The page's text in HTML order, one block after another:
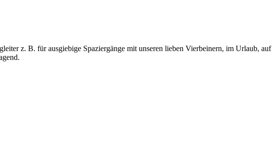
z. B. für ausgiebige Spaziergänge mit unseren lieben Vierbeinern, im Urlaub, auf